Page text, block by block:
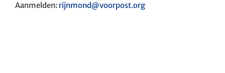
Aanmelden: rijnmond@voorpost.org